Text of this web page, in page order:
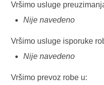
Vršimo usluge
Nije navedeno
Vršimo usluge isporuke
Nije navedeno
Vršimo prevoz robe u: